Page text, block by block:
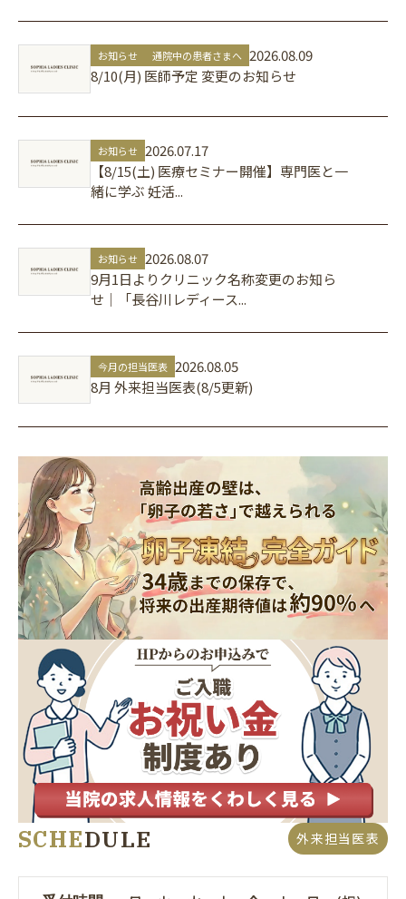
お知らせ 通院中の患者さまへ 2026.08.09
8/10(月) 医師予定 変更のお知らせ
お知らせ 2026.07.17
【8/15(土) 医療セミナー開催】専門医と一
緒に学ぶ 妊活...
お知らせ 2026.08.07
9月1日よりクリニック名称変更のお知ら
せ｜「長谷川レディース...
今月の担当医表 2026.08.05
8月 外来担当医表(8/5更新)
SCHEDULE 外来担当医表